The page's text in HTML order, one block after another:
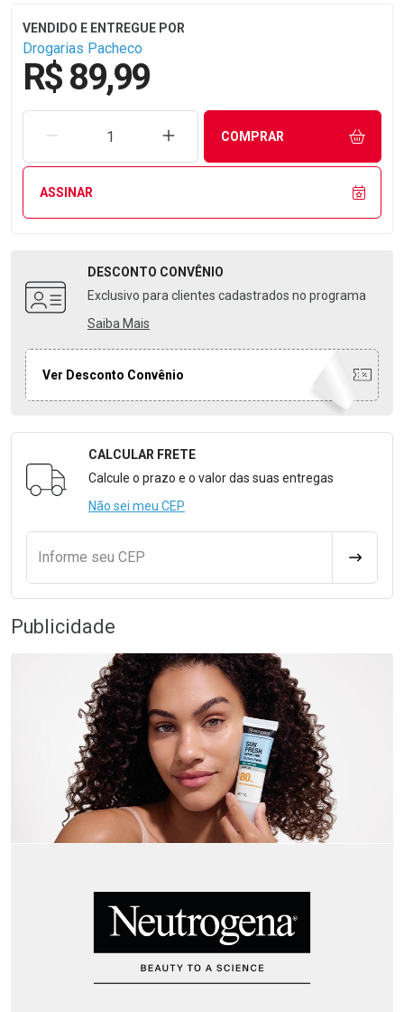
Drogarias Pacheco
R$ 89,99
REMOVER UMA UNIDADEAUMENTAR UMA UNIDADE
COMPRAR
ASSINAR
DESCONTO CONVÊNIO
Exclusivo para clientes cadastrados no programa
Saiba Mais
Ver Desconto Convênio
Formulário para Calcular o Frete
CALCULAR FRETE
Calcule o prazo e o valor das suas entregas
Não sei meu CEP
Informe seu CEP
Publicidade